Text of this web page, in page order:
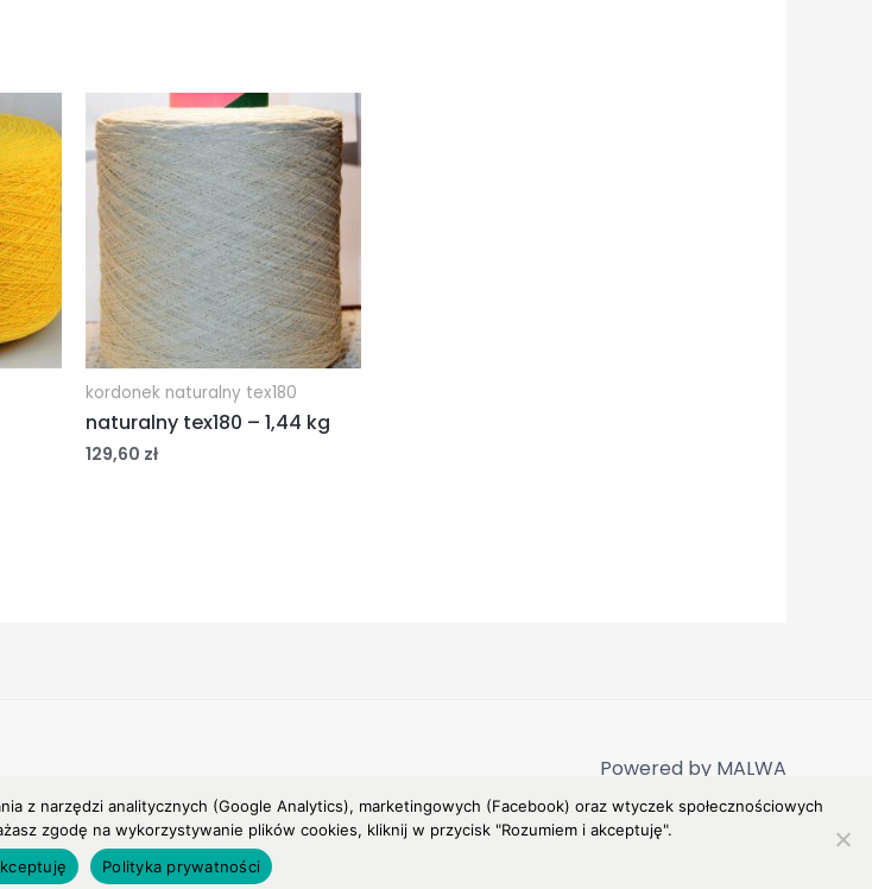
kordonek naturalny tex180
naturalny tex180 – 1,44 kg
129,60 zł
Powered by MALWA
z narzędzi analitycznych (Google Analytics), marketingowych (Facebook) oraz wtyczek społecznościowych
zgodę na wykorzystywanie plików cookies, kliknij w przycisk "Rozumiem i akceptuję".
Polityka prywatności